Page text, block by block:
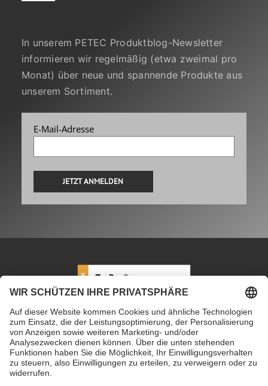
In unserem PETEC Produktblog-Newsletter
informieren wir regelmäßig (etwa zweimal pro
Monat) über neue und spannende Produkte aus
unserem Sortiment.
E-Mail-Adresse
Alternative:
PETEC Verbindungstechnik GmbH | Wüstenbuch 26
96132 Schlüsselfeld | Deutschland | +49 9555 80994
0 | info@petec.de